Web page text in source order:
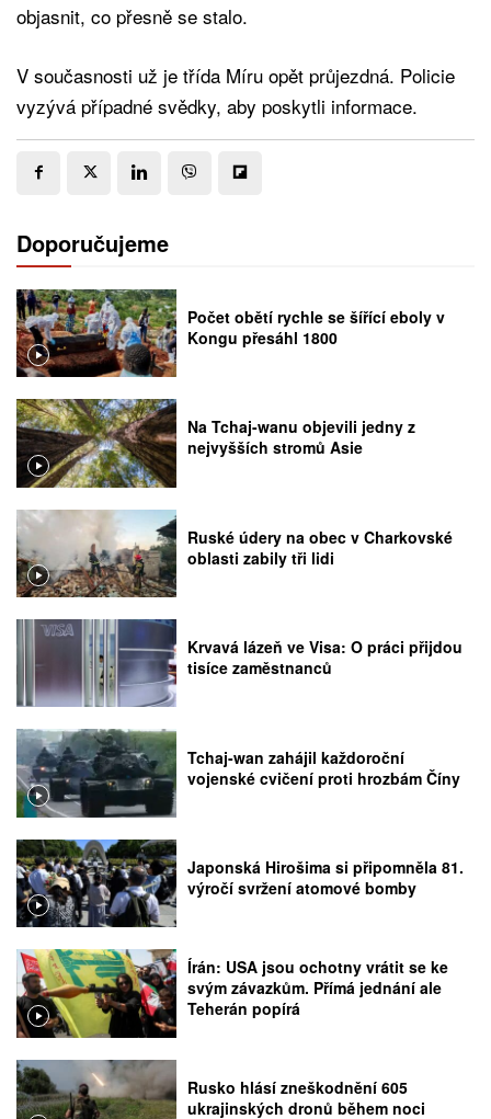
objasnit, co přesně se stalo.
V současnosti už je třída Míru opět průjezdná. Policie
vyzývá případné svědky, aby poskytli informace.
Doporučujeme
Počet obětí rychle se šířící eboly v
Kongu přesáhl 1800
Na Tchaj-wanu objevili jedny z
nejvyšších stromů Asie
Ruské údery na obec v Charkovské
oblasti zabily tři lidi
Krvavá lázeň ve Visa: O práci přijdou
tisíce zaměstnanců
Tchaj-wan zahájil každoroční
vojenské cvičení proti hrozbám Číny
Japonská Hirošima si připomněla 81.
výročí svržení atomové bomby
Írán: USA jsou ochotny vrátit se ke
svým závazkům. Přímá jednání ale
Teherán popírá
Rusko hlásí zneškodnění 605
ukrajinských dronů během noci